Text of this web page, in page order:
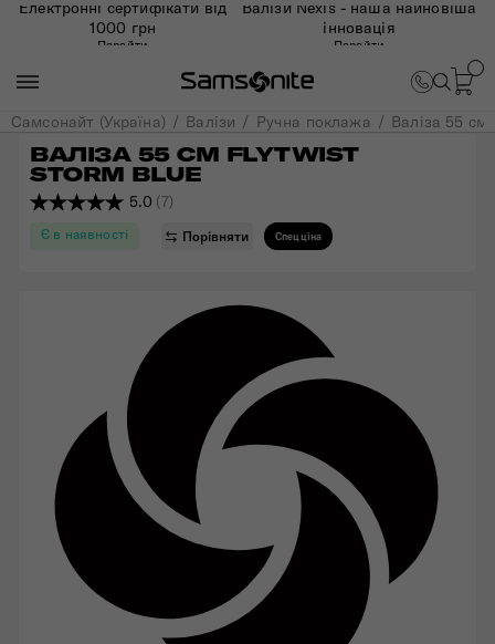
Електронні сертифікати від
1000 грн
Перейти
Валізи Nexis - наша найновіша
інновація
Перейти
Самсонайт (Україна) Валізи Ручна поклажа Валіза 55 см
Є в наявності Порівняти Спецціна
ВАЛІЗА 55 СМ FLYTWIST
STORM BLUE
5.0 (7)